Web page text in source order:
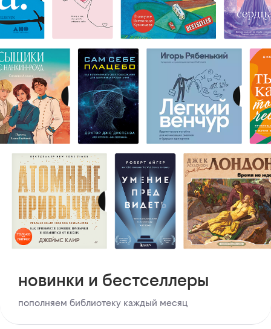
новинки и бестселлеры
пополняем библиотеку каждый месяц